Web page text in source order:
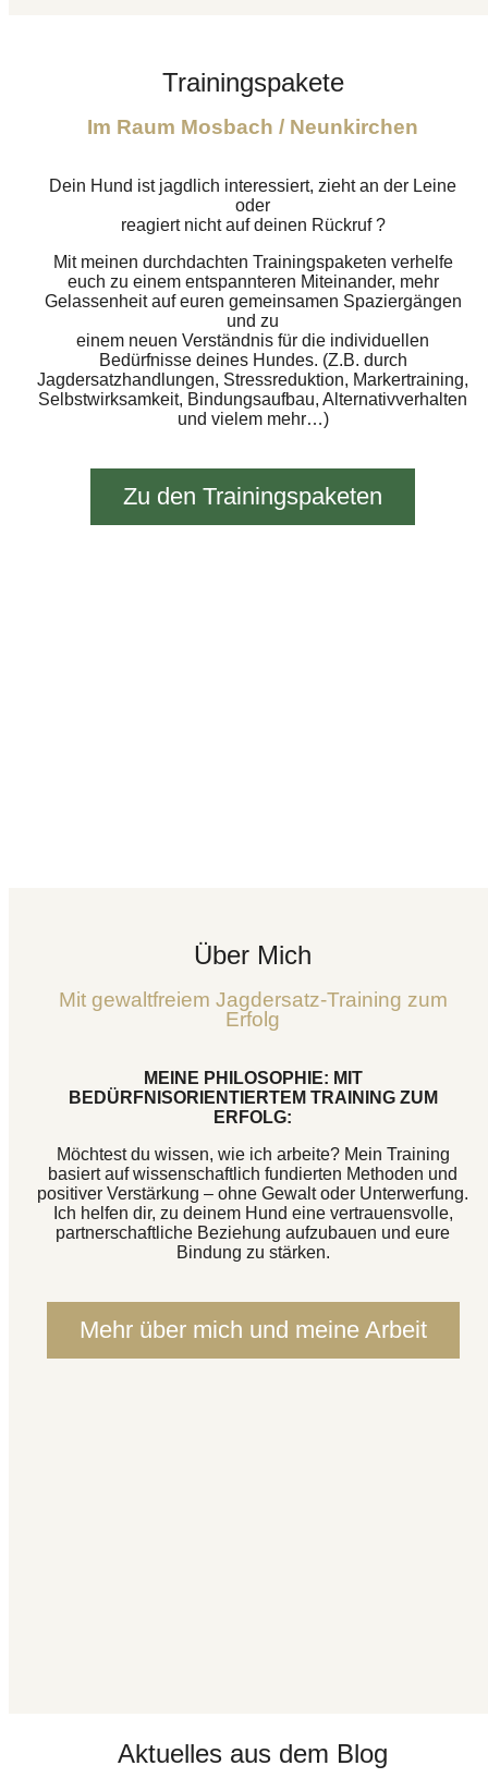
Trainingspakete
Im Raum Mosbach / Neunkirchen
Dein Hund ist jagdlich interessiert, zieht an der Leine
oder
reagiert nicht auf deinen Rückruf ?
Mit meinen durchdachten Trainingspaketen verhelfe
euch zu einem entspannteren Miteinander, mehr
Gelassenheit auf euren gemeinsamen Spaziergängen
und zu
einem neuen Verständnis für die individuellen
Bedürfnisse deines Hundes. (Z.B. durch
Jagdersatzhandlungen, Stressreduktion, Markertraining,
Selbstwirksamkeit, Bindungsaufbau, Alternativverhalten
und vielem mehr…)
Zu den Trainingspaketen
Über Mich
Mit gewaltfreiem Jagdersatz-Training zum
Erfolg
MEINE PHILOSOPHIE: MIT
BEDÜRFNISORIENTIERTEM TRAINING ZUM
ERFOLG:
Möchtest du wissen, wie ich arbeite? Mein Training
basiert auf wissenschaftlich fundierten Methoden und
positiver Verstärkung – ohne Gewalt oder Unterwerfung.
Ich helfen dir, zu deinem Hund eine vertrauensvolle,
partnerschaftliche Beziehung aufzubauen und eure
Bindung zu stärken.
Mehr über mich und meine Arbeit
Aktuelles aus dem Blog